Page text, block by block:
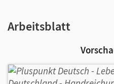
Arbeitsblatt